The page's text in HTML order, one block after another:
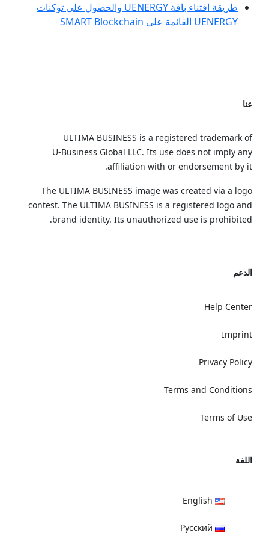
طريقة اقتناء باقة UENERGY والحصول على توكنات
UENERGY القائمة على SMART Blockchain
عنا
ULTIMA BUSINESS is a registered trademark of
U‑Business Global LLC. Its use does not imply any
affiliation with or endorsement by it.
The ULTIMA BUSINESS image was created via a logo
contest. The ULTIMA BUSINESS is a registered logo and
brand identity. Its unauthorized use is prohibited.
الدعم
Help Center
Imprint
Privacy Policy
Terms and Conditions
Terms of Use
اللغة
English
Русский